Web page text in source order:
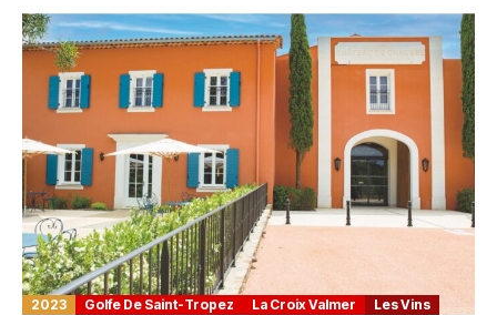
2023 Golfe De Saint-Tropez La Croix Valmer Les Vins